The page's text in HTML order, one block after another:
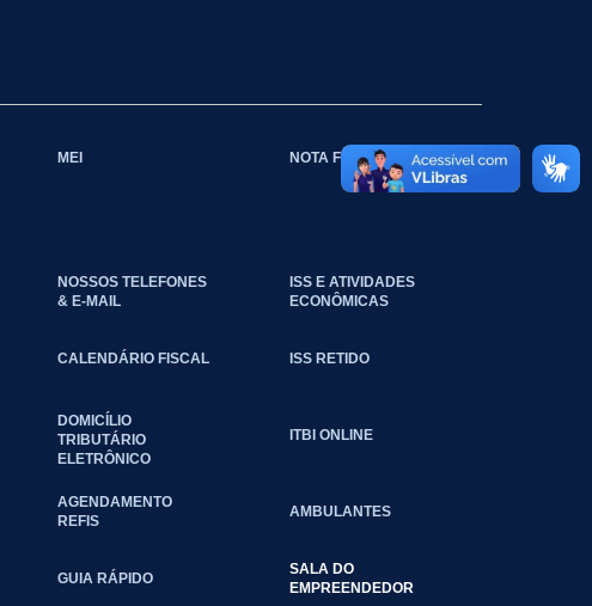
MEI NOTA FISCAL
NOSSOS TELEFONES
& E-MAIL
ISS E ATIVIDADES
ECONÔMICAS
CALENDÁRIO FISCAL ISS RETIDO
DOMICÍLIO
TRIBUTÁRIO
ELETRÔNICO
ITBI ONLINE
AGENDAMENTO
REFIS
AMBULANTES
GUIA RÁPIDO
SALA DO
EMPREENDEDOR